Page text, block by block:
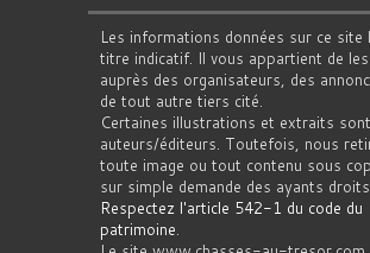
Les informations données sur ce site
titre indicatif. Il vous appartient de
auprès des organisateurs, des
de tout autre tiers cité.
Certaines illustrations et extraits
auteurs/éditeurs. Toutefois, nous
toute image ou tout contenu sous
sur simple demande des ayants
Respectez l'article 542-1 du code du
patrimoine.